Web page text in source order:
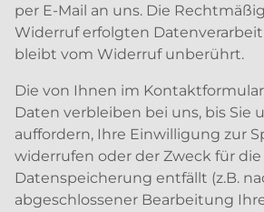
per E-Mail an uns. Die
Widerruf erfolgten
bleibt vom Widerruf unberührt.
Die von Ihnen im
Daten verbleiben bei uns, bis Sie
auffordern, Ihre Einwilligung zur
widerrufen oder der Zweck für die
Datenspeicherung entfällt (z.B.
abgeschlossener Bearbeitung